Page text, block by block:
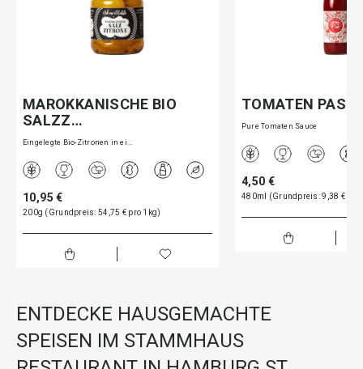
MAROKKANISCHE BIO
SALZZ…
Eingelegte Bio-Zitronen in ei…
10,95 €
200g (Grundpreis: 54,75 € pro 1kg)
TOMATEN
Pure Tomaten Sauce
4,50 €
480ml (Grundpreis: 9,38 € pro
ENTDECKE HAUSGEMACHTE
SPEISEN IM STAMMHAUS